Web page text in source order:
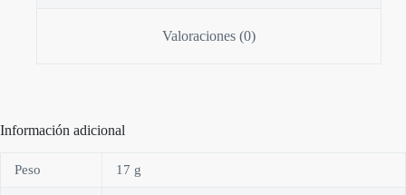
Valoraciones (0)
Información adicional
Peso 17 g